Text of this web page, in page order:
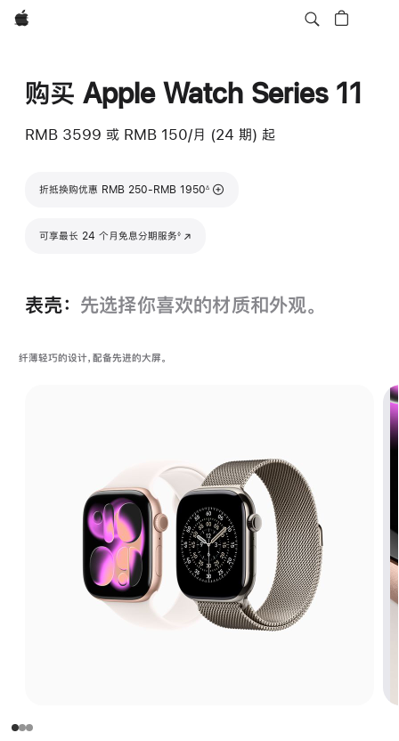
Apple
购买 Apple Watch Series 11
RMB 3599 或 RMB 150/月 (24 期) 起
折抵换购优惠 RMB 250-RMB 1950
脚注
∆
可享最长 24 个月免息分期服务◊
(在新窗口中打开)
表壳： 先选择你喜欢的材质和外观。
纤薄轻巧的设计，配备先进的大屏。